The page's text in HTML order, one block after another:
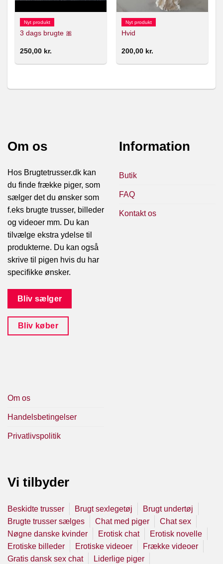
Nyt produkt
3 dags brugte 🎀
250,00 kr.
Nyt produkt
Hvid
200,00 kr.
Om os
Hos Brugtetrusser.dk kan
du finde frække piger, som
sælger det du ønsker som
f.eks brugte trusser, billeder
og videoer mm. Du kan
tilvælge ekstra ydelse til
produkterne. Du kan også
skrive til pigen hvis du har
specifikke ønsker.
Bliv sælger
Bliv køber
Information
Butik
FAQ
Kontakt os
Om os
Handelsbetingelser
Privatlivspolitik
Vi tilbyder
Beskidte trusser Brugt sexlegetøj
Brugt undertøj
Brugte trusser sælges
Chat med piger
Chat sex
Nøgne danske kvinder
Erotisk chat
Erotisk novelle
Erotiske billeder
Erotiske videoer
Frække videoer
Gratis dansk sex chat
Liderlige piger